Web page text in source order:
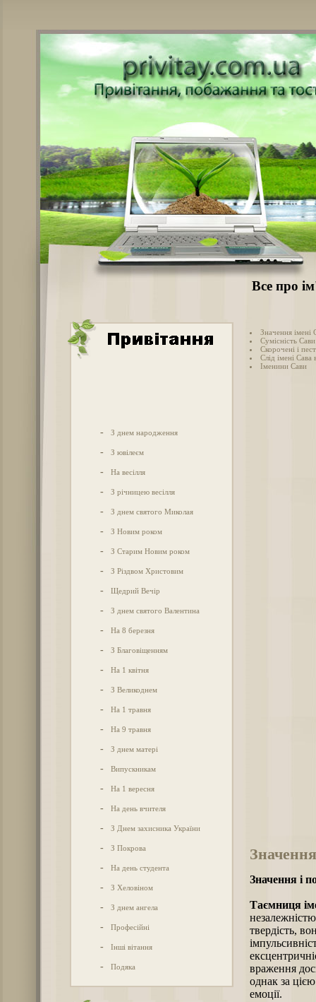
Все про
- З днем народження
- З ювілеєм
- На весілля
- З річницею весілля
- З днем святого Миколая
- З Новим роком
- З Старим Новим роком
- З Різдвом Христовим
- Щедрий Вечір
- З днем святого Валентина
- На 8 березня
- З Благовіщенням
- На 1 квітня
- З Великоднем
- На 1 травня
- На 9 травня
- З днем матері
- Випускникам
- На 1 вересня
- На день вчителя
- З Днем захисника України
- З Покрова
- На день студента
- З Хеловіном
- З днем ангела
- Професійні
- Інші вітання
- Подяка
Значення імені
Сумісність
Скорочені і
Слід імені Сава
Іменини Сави
Значення і
Таємниця
твердість,
враження
однак за
емоції.